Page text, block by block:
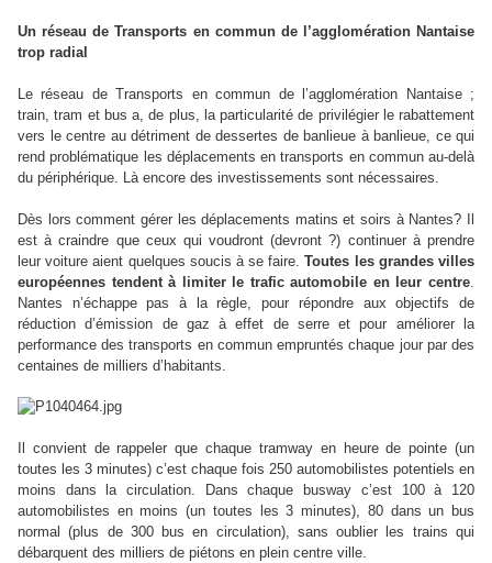
Un réseau de Transports en commun de l’agglomération Nantaise
trop radial
Le réseau de Transports en commun de l’agglomération Nantaise ;
train, tram et bus a, de plus, la particularité de privilégier le rabattement
vers le centre au détriment de dessertes de banlieue à banlieue, ce qui
rend problématique les déplacements en transports en commun au-delà
du périphérique. Là encore des investissements sont nécessaires.
Dès lors comment gérer les déplacements matins et soirs à Nantes? Il
est à craindre que ceux qui voudront (devront ?) continuer à prendre
leur voiture aient quelques soucis à se faire.Toutes les grandes villes
européennes tendent à limiter le trafic automobile en leur centre.
Nantes n’échappe pas à la règle, pour répondre aux objectifs de
réduction d’émission de gaz à effet de serre et pour améliorer la
performance des transports en commun empruntés chaque jour par des
centaines de milliers d’habitants.
Il convient de rappeler que chaque tramway en heure de pointe (un
toutes les 3 minutes) c’est chaque fois 250 automobilistes potentiels en
moins dans la circulation. Dans chaque busway c’est 100 à 120
automobilistes en moins (un toutes les 3 minutes), 80 dans un bus
normal (plus de 300 bus en circulation), sans oublier les trains qui
débarquent des milliers de piétons en plein centre ville.